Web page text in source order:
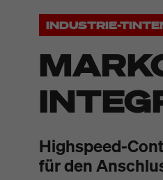
INDUSTRIE-
Highspeed-
für den